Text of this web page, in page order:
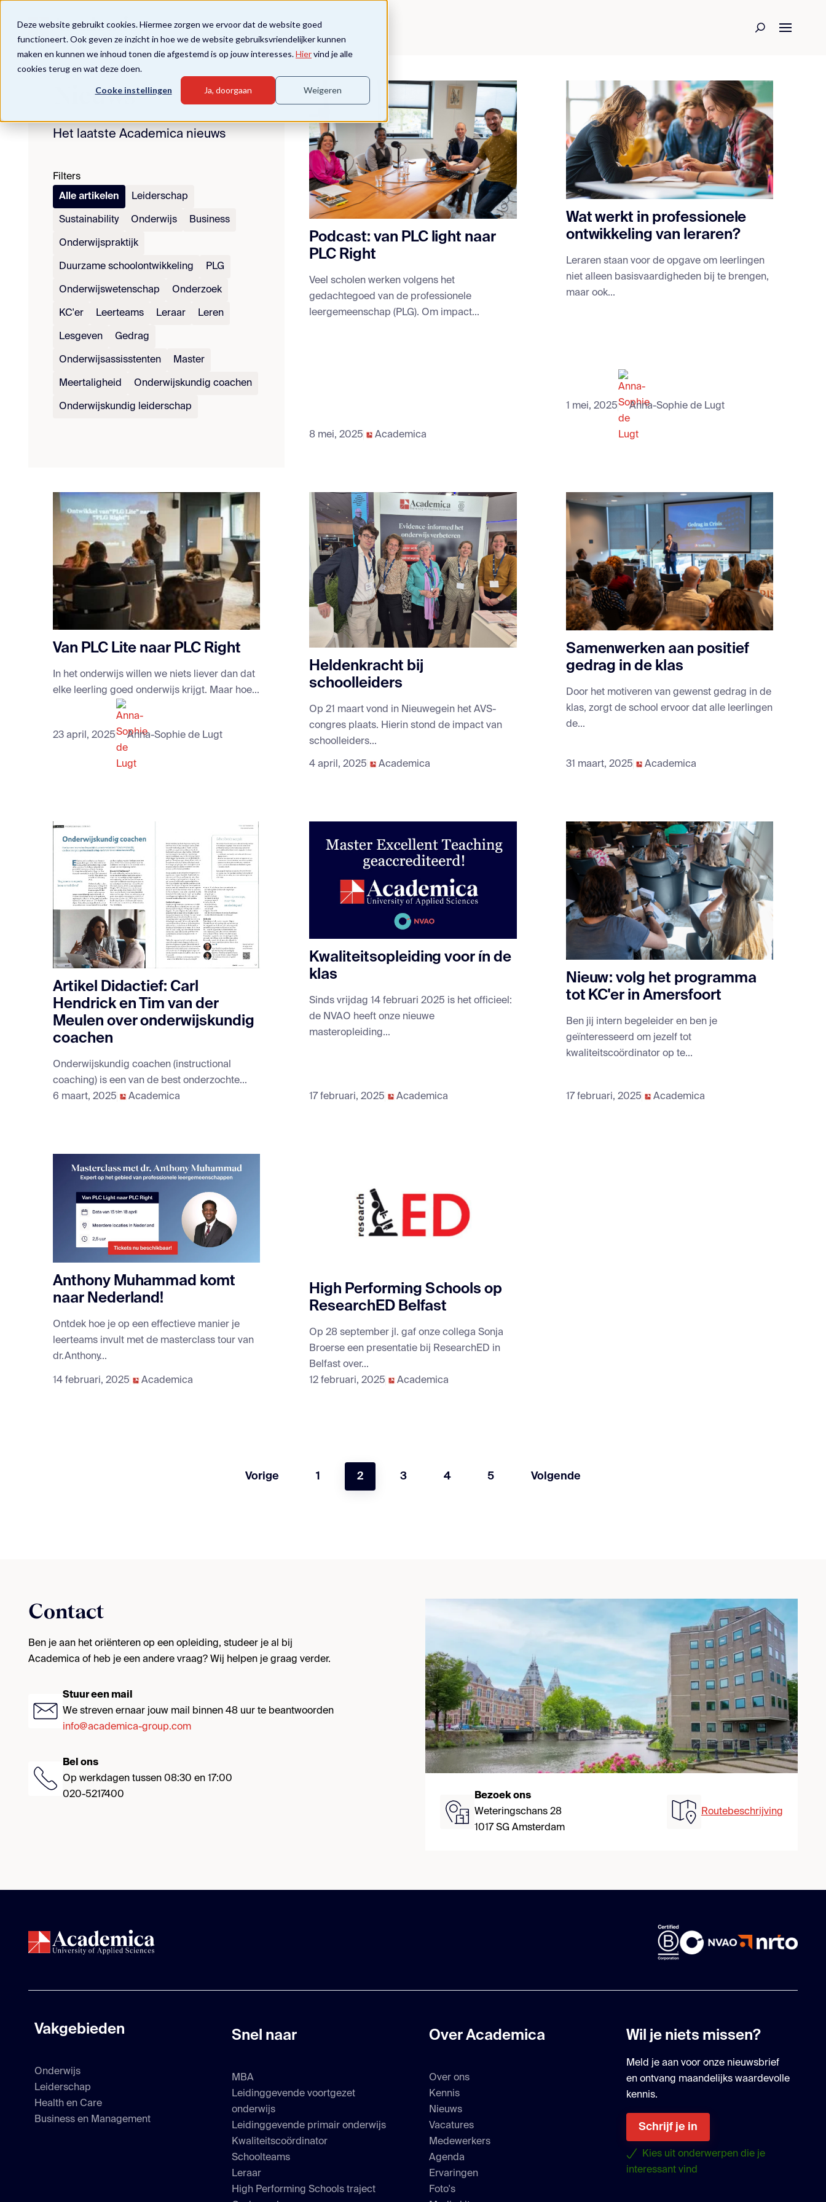
Deze website gebruikt cookies. Hiermee zorgen we ervoor dat de website goed
functioneert. Ook geven ze inzicht in hoe we de website gebruiksvriendelijker kunnen
maken en kunnen we inhoud tonen die afgestemd is op jouw interesses.Hiervind je alle
cookies terug en wat deze doen.
Cooke instellingen Ja, doorgaan Weigeren
Nieuws
Het laatste Academica nieuws
Filters
Alle artikelen
Leiderschap
Sustainability Onderwijs Business
Onderwijspraktijk
Duurzame schoolontwikkeling PLG
Onderwijswetenschap Onderzoek
KC'er Leerteams Leraar Leren
Lesgeven Gedrag
Onderwijsassisstenten Master
Meertaligheid Onderwijskundig coachen
Onderwijskundig leiderschap
Podcast: van PLC light naar
PLC Right
Veel scholen werken volgens het
gedachtegoed van de professionele
leergemeenschap (PLG). Om impact...
8 mei, 2025 Academica
Wat werkt in professionele
ontwikkeling van leraren?
Leraren staan voor de opgave om leerlingen
niet alleen basisvaardigheden bij te brengen,
maar ook...
1 mei, 2025 Anna-Sophie de Lugt
Van PLC Lite naar PLC Right
In het onderwijs willen we niets liever dan dat
elke leerling goed onderwijs krijgt. Maar hoe...
23 april, 2025 Anna-Sophie de Lugt
Heldenkracht bij
schoolleiders
Op 21 maart vond in Nieuwegein het AVS-
congres plaats. Hierin stond de impact van
schoolleiders...
4 april, 2025 Academica
Samenwerken aan positief
gedrag in de klas
Door het motiveren van gewenst gedrag in de
klas, zorgt de school ervoor dat alle leerlingen
de...
31 maart, 2025 Academica
Artikel Didactief: Carl
Hendrick en Tim van der
Meulen over onderwijskundig
coachen
Onderwijskundig coachen (instructional
coaching) is een van de best onderzochte...
6 maart, 2025
Academica
Kwaliteitsopleiding voor ín de
klas
Sinds vrijdag 14 februari 2025 is het officieel:
de NVAO heeft onze nieuwe
masteropleiding...
17 februari, 2025 Academica
Nieuw: volg het programma
tot KC'er in Amersfoort
Ben jij intern begeleider en ben je
geïnteresseerd om jezelf tot
kwaliteitscoördinator op te...
17 februari, 2025 Academica
Anthony Muhammad komt
naar Nederland!
Ontdek hoe je op een effectieve manier je
leerteams invult met de masterclass tour van
dr.Anthony...
14 februari, 2025 Academica
High Performing Schools op
ResearchED Belfast
Op 28 september jl. gaf onze collega Sonja
Broerse een presentatie bij ResearchED in
Belfast over...
12 februari, 2025
Academica
Vorige 1 2 3 4 5 Volgende
Contact
Ben je aan het oriënteren op een opleiding, studeer je al bij
Academica of heb je een andere vraag? Wij helpen je graag verder.
Stuur een mail
We streven ernaar jouw mail binnen 48 uur te beantwoorden
info@academica-group.com
Bel ons
Op werkdagen tussen 08:30 en 17:00
020-5217400
Bezoek ons
Weteringschans 28
1017 SG Amsterdam
Routebeschrijving
Vakgebieden
Onderwijs
Leiderschap
Health en Care
Business en Management
Snel naar
MBA
Leidinggevende voortgezet
onderwijs
Leidinggevende primair onderwijs
Kwaliteitscoördinator
Schoolteams
Leraar
High Performing Schools traject
Over Academica
Over ons
Kennis
Nieuws
Vacatures
Medewerkers
Agenda
Ervaringen
Foto's
Wil je niets missen?
Meld je aan voor onze nieuwsbrief
en ontvang maandelijks waardevolle
kennis.
Schrijf je in
Kies uit onderwerpen die je
interessant vind